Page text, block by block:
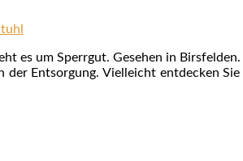
es um Sperr­gut. Gese­hen in
Ent­sor­gung. Viel­leicht ent­de­cken